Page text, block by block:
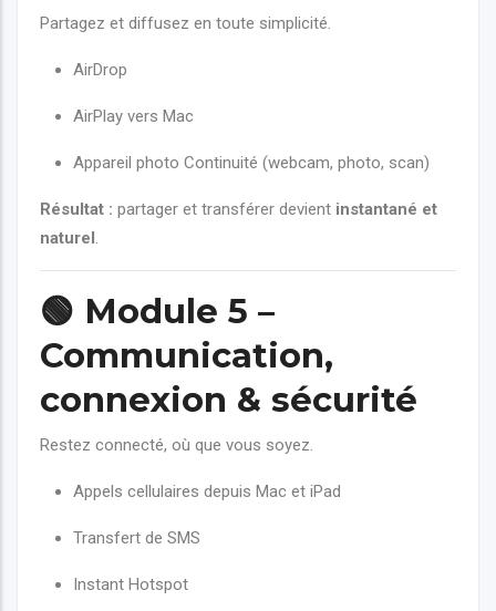
Partagez et diffusez en toute simplicité.
AirDrop
AirPlay vers Mac
Appareil photo Continuité (webcam, photo, scan)
Résultat : partager et transférer devient instantané et
naturel
🟢 Module 5 –
Communication,
connexion & sécurité
Restez connecté, où que vous soyez.
Appels cellulaires depuis Mac et iPad
Transfert de SMS
Instant Hotspot